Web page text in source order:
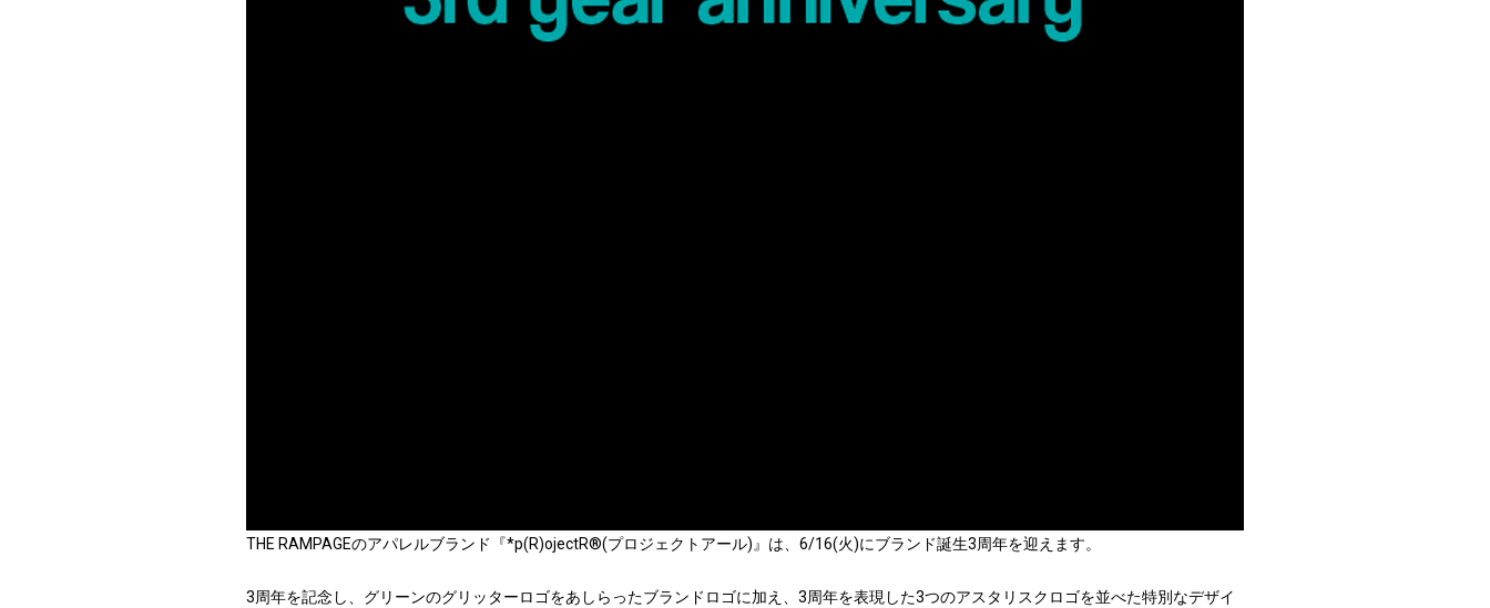
THE RAMPAGEのアパレルブランド『*p(R)ojectR®(プロジェクトアール)』は、6/16(火)にブランド誕生3周年を迎えます。
3周年を記念し、グリーンのグリッターロゴをあしらったブランドロゴに加え、3周年を表現した3つのアスタリスクロゴを並べた特別なデザイ